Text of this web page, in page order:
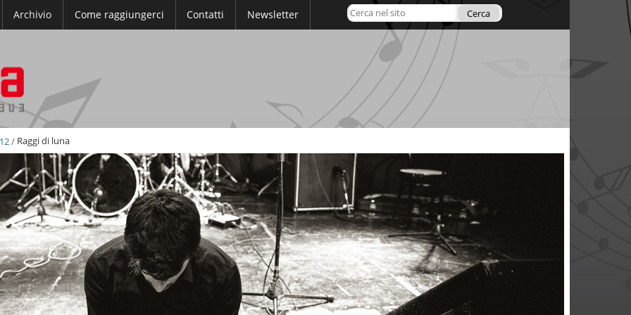
Archivio Come raggiungerci Contatti Newsletter
Cerca nel sito
Ricerca
avanzata…
/ Raggi di luna